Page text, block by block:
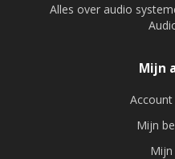
Alles over audio
Mijn
Mijn